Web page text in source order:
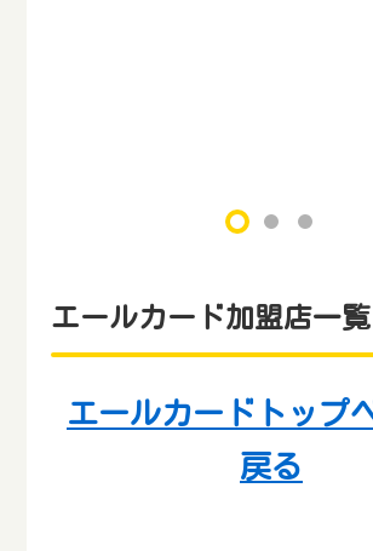
1 2
エールカード加盟店一覧
エールカードトップ
戻る